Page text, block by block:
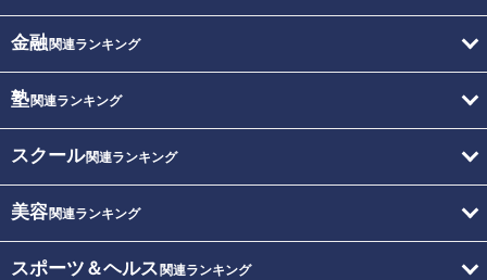
金融関連ランキング
塾関連ランキング
スクール関連ランキング
美容関連ランキング
スポーツ＆ヘルス 関連ランキング